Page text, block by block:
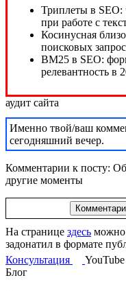
аудит сайта
Именно твой/ваш
сегодняшний вечер.
Комментарии к посту:
другие моменты
На странице здесь можно
задонатил в формате
Консультация
YouTube
Блог